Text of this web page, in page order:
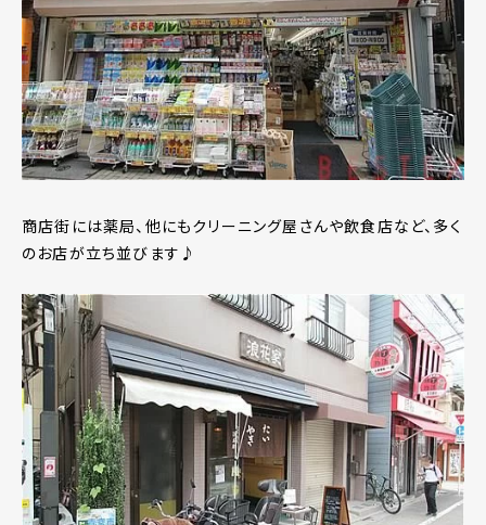
商店街には薬局、他にもクリーニング屋さんや飲食店など、多く
のお店が立ち並びます♪